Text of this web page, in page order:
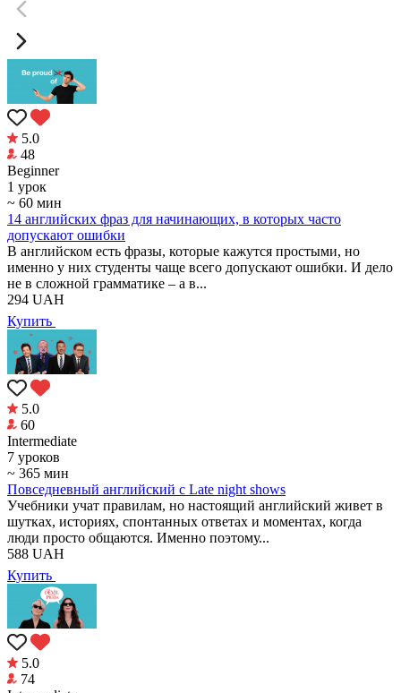
5.0
48
Beginner
1 урок
~ 60 мин
14 английских фраз для начинающих, в которых часто
допускают ошибки
В английском есть фразы, которые кажутся простыми, но
именно у них студенты чаще всего допускают ошибки. И дело
не в сложной грамматике – а в...
294 UAH
Купить
5.0
60
Intermediate
7 уроков
~ 365 мин
Повседневный английский с Late night shows
Учебники учат правилам, но настоящий английский живет в
шутках, историях, спонтанных ответах и моментах, когда
люди просто общаются. Именно поэтому...
588 UAH
Купить
5.0
74